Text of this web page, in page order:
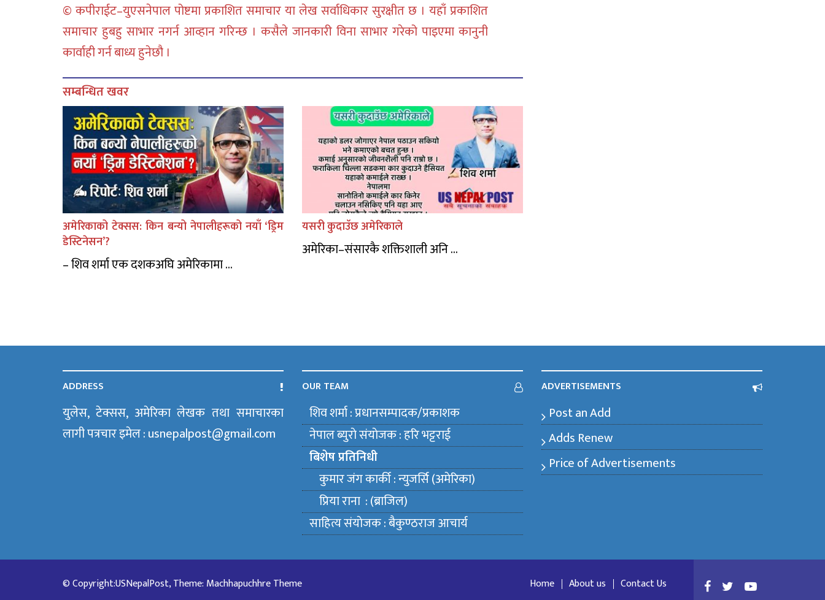
© कपीराईट–युएसनेपाल पोष्टमा प्रकाशित समाचार या लेख सर्वाधिकार सुरक्षीत छ । यहाँ प्रकाशित
समाचार हुबहु साभार नगर्न आव्हान गरिन्छ । कसैले जानकारी विना साभार गरेको पाइएमा कानुनी
कार्वाही गर्न बाध्य हुनेछौ ।
सम्बन्धित खवर
अमेरिकाको टेक्सस: किन बन्यो नेपालीहरूको नयाँ ‘ड्रिम
डेस्टिनेसन’?
– शिव शर्मा एक दशकअघि अमेरिकामा ...
यसरी कुदाउॅछ अमेरिकाले
अमेरिका–संसारकै शक्तिशाली अनि ...
ADDRESS
युलेस, टेक्सस, अमेरिका लेखक तथा समाचारका
लागी पत्रचार इमेल : usnepalpost@gmail.com
OUR TEAM
शिव शर्मा : प्रधानसम्पादक/प्रकाशक
नेपाल ब्युराे संयाेजक : हरि भट्टराई
बिशेष प्रतिनिधी
कुमार जंग कार्की : न्युजर्सि (अमेरिका)
प्रिया राना : (ब्राजिल)
साहित्य संयाेजक : बैकुण्ठराज आचार्य
ADVERTISEMENTS
Post an Add
Adds Renew
Price of Advertisements
© Copyright:USNepalPost, Theme: Machhapuchhre Theme Home About us Contact Us